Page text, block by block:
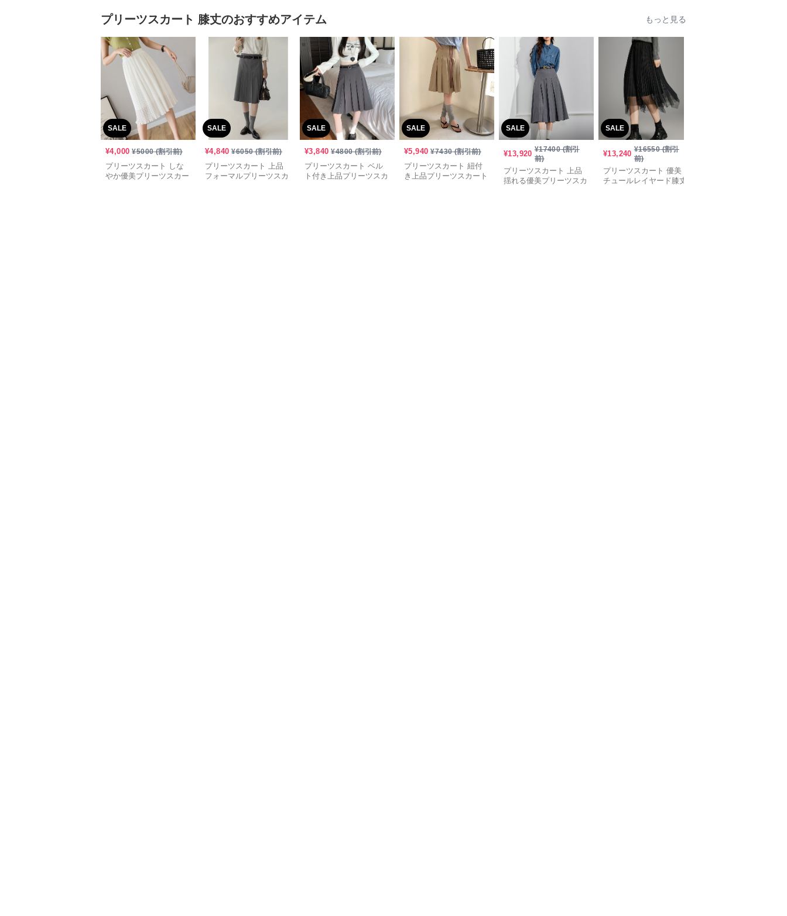
プリーツスカート 膝丈のおすすめアイテム もっと見る
SALE
¥4,000 ¥5000(割引前)
プリーツスカート しな
やか優美プリーツスカー
SALE
¥4,840 ¥6050(割引前)
プリーツスカート 上品
フォーマルプリーツスカ
SALE
¥3,840 ¥4800(割引前)
プリーツスカート ベル
ト付き上品プリーツスカ
SALE
¥5,940 ¥7430(割引前)
プリーツスカート 紐付
き上品プリーツスカート
SALE
¥13,920 ¥17400(割引
前)
プリーツスカート 上品
揺れる優美プリーツスカ
SALE
¥13,240 ¥16550(割引
前)
プリーツスカート 優美
チュールレイヤード膝丈